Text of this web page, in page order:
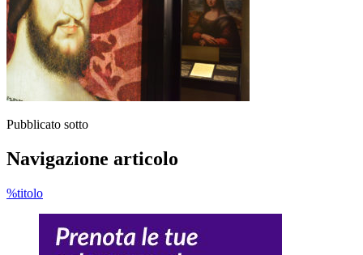
Pubblicato sotto
Navigazione articolo
%titolo